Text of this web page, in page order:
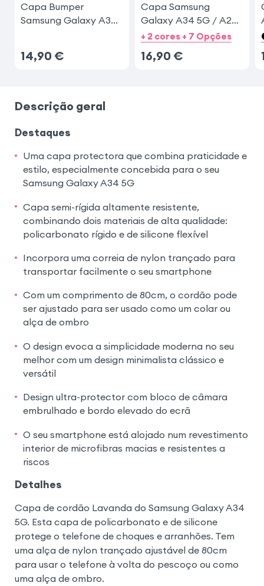
Capa Bumper
Samsung Galaxy A34
14,90 €
Capa Samsung
Galaxy A34 5G / A2
com Anel
+ 2 cores + 7 Opções
16,90 €
Descrição geral
Destaques
Uma capa protectora que combina praticidade e
estilo, especialmente concebida para o seu
Samsung Galaxy A34 5G
Capa semi-rígida altamente resistente,
combinando dois materiais de alta qualidade:
policarbonato rígido e de silicone flexível
Incorpora uma correia de nylon trançado para
transportar facilmente o seu smartphone
Com um comprimento de 80cm, o cordão pode
ser ajustado para ser usado como um colar ou
alça de ombro
O design evoca a simplicidade moderna no seu
melhor com um design minimalista clássico e
versátil
Design ultra-protector com bloco de câmara
embrulhado e bordo elevado do ecrã
O seu smartphone está alojado num revestimento
interior de microfibras macias e resistentes a
riscos
Detalhes
Capa de cordão Lavanda do Samsung Galaxy A34
5G. Esta capa de policarbonato e de silicone
protege o telefone de choques e arranhões. Tem
uma alça de nylon trançado ajustável de 80cm
para usar o telefone à volta do pescoço ou como
uma alça de ombro.